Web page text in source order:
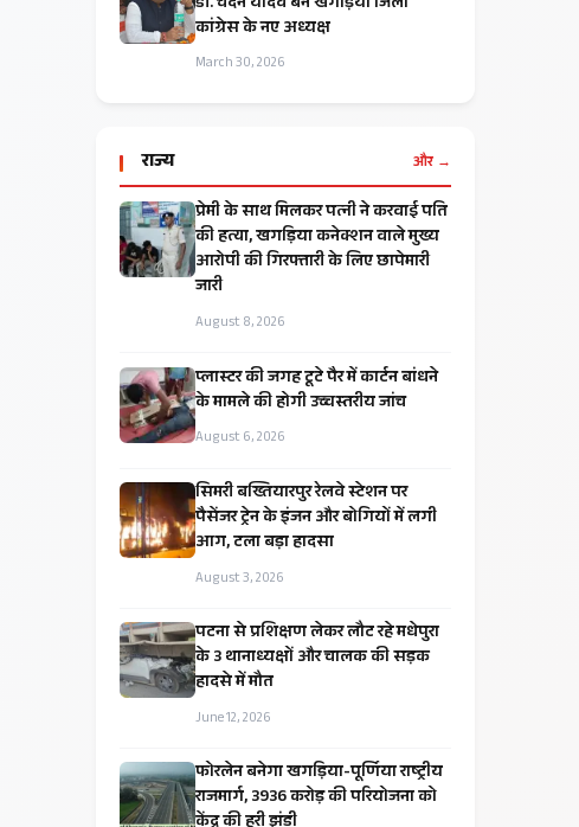
कांग्रेस के नए अध्यक्ष
March 30, 2026
राज्य और →
प्रेमी के साथ मिलकर पत्नी ने करवाई पति
की हत्या, खगड़िया कनेक्शन वाले मुख्य
आरोपी की गिरफ्तारी के लिए छापेमारी
जारी
August 8, 2026
प्लास्टर की जगह टूटे पैर में कार्टन बांधने
के मामले की होगी उच्चस्तरीय जांच
August 6, 2026
सिमरी बख्तियारपुर रेलवे स्टेशन पर
पैसेंजर ट्रेन के इंजन और बोगियों में लगी
आग, टला बड़ा हादसा
August 3, 2026
पटना से प्रशिक्षण लेकर लौट रहे मधेपुरा
के 3 थानाध्यक्षों और चालक की सड़क
हादसे में मौत
June 12, 2026
​फोरलेन बनेगा खगड़िया-पूर्णिया राष्ट्रीय
राजमार्ग, ₹3936 करोड़ की परियोजना को